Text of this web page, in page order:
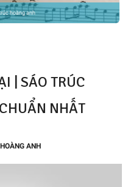
hoàng anh
| SÁO TRÚC
NHẤT
ANH